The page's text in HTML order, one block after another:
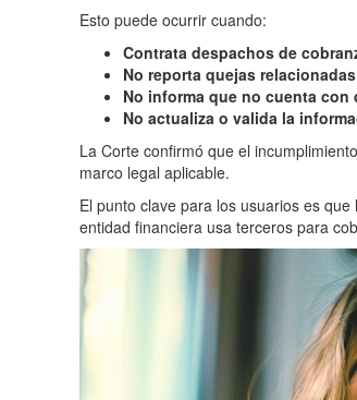
Esto puede ocurrir cuando:
Contrata despachos de
No reporta quejas
No informa que no cuenta con
No actualiza o valida la
La Corte confirmó que el
marco legal aplicable.
El punto clave para los usuarios es
entidad financiera usa terceros para